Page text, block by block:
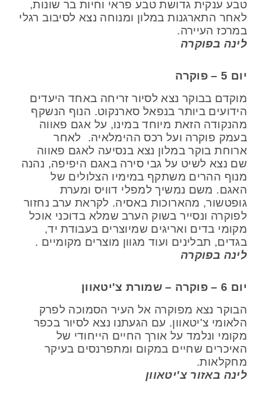
טבע ענקית גדושת טבע פראי וחיות בר שונות,
לאחר התארגנות במלון ומנוחה נצא לסיבוב רגלי
במרכז העיירה.
לינה בפוקרה
יום 5 – פוקרה
מוקדם בבוקר נצא לסיור זריחה באחד היעדים
הידועים ביותר בנפאל סארנקוט. הנוף הנשקף
מהנקודה הזאת מיוחד במינו, על אגם פאווה
בעמק פוקרה ועל רכס ההימלאיה. לאחר
ארוחת בוקר במלון נצא בנסיעה לאגם פאווה
שם נצא לשיט על גבי סירה באגם היפיפה, נהנה
מנוף ההרים משתקף במימיו הצלולים של
האגם. משם נמשיך למפלי דוויס ומערת
גופטשור, מהארוכות באסיה. לקראת ערב נחזור
לפוקרה ונסייר בשוק הערב שמלא בדוכני אוכל
מקומי בדים ואריגים שמיוצרים בעבודת יד,
בגדים, תבלינים ועוד מגוון מוצרים מקומיים .
לינה בפוקרה
יום 6 – פוקרה – שמורת צ'יטאוון
הבוקר נצא מפוקרה אל העיר הסמוכה לפרק
הלאומי צ'יטאוון. עם הגעתנו נצא לסיור בכפר
מקומי ונלמד על אורך החיים הייחודי של
האיכרים שחיים במקום ומתפרנסים בעיקר
מחקלאות.
לינה באזור צ'יטאוון